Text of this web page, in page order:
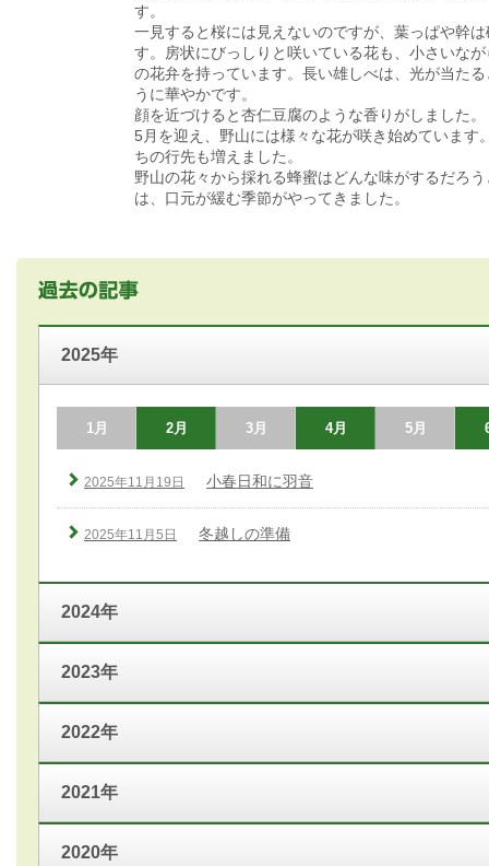
す。
一見すると桜には見えないのですが、葉っぱや幹
す。房状にびっしりと咲いている花も、小さいな
の花弁を持っています。長い雄しべは、光が当た
うに華やかです。
顔を近づけると杏仁豆腐のような香りがしました。
5月を迎え、野山には様々な花が咲き始めています
ちの行先も増えました。
野山の花々から採れる蜂蜜はどんな味がするだろ
は、口元が緩む季節がやってきました。
2025年
1月 2月 3月 4月 5月
2025年11月19日 小春日和に羽音
2025年11月5日 冬越しの準備
2024年
2023年
2022年
2021年
2020年